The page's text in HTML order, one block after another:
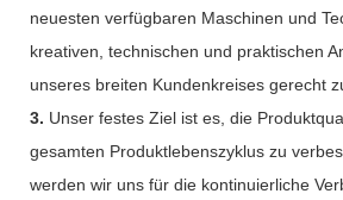
neuesten verfügbaren Maschinen und
kreativen, technischen und praktischen
unseres breiten Kundenkreises gerecht
3. Unser festes Ziel ist es, die
gesamten Produktlebenszyklus zu
werden wir uns für die kontinuierliche